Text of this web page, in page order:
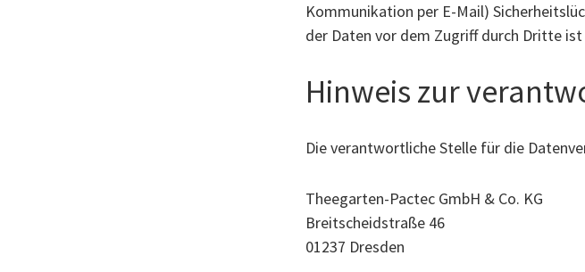
Kommunikation per E-Mail)
der Daten vor dem Zugriff durch Dritte
Hinweis zur
Die verantwortliche Stelle für die
Theegarten-Pactec GmbH & Co. KG
Breitscheidstraße 46
01237 Dresden